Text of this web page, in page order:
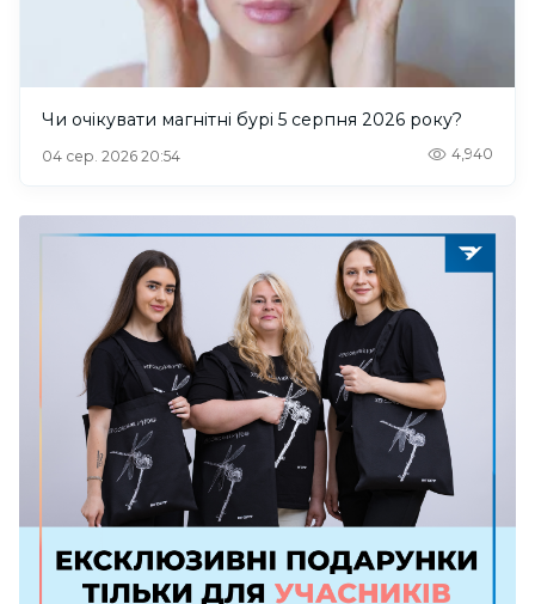
Чи очікувати магнітні бурі 5 серпня 2026 року?
04 сер. 2026 20:54 4,940